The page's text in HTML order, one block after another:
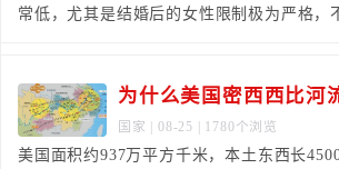
常低，尤其是结婚后的女性限制极为严格，
国家 | 08-25 | 1780个浏览
美国面积约937万平方千米，本土东西长